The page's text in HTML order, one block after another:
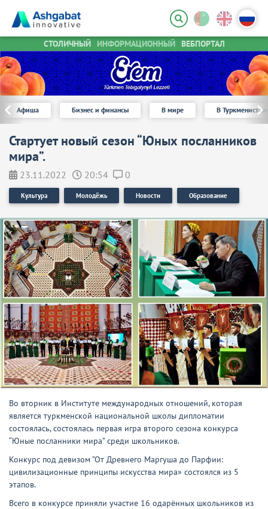
СТОЛИЧНЫЙ ИНФОРМАЦИОННЫЙ ВЕБПОРТАЛ
Афиша Бизнес и финансы В мире В
Стартует новый сезон “Юных посланников
мира”.
23.11.2022 20:54 0
Культура Молодёжь Новости Образование
Во вторник в Институте международных отношений, которая
является туркменской национальной школы дипломатии
состоялась, состоялась первая игра второго сезона конкурса
“Юные посланники мира” среди школьников.
Конкурс под девизом ”От Древнего Маргуша до Парфии:
цивилизационные принципы искусства мира» состоялся из 5
этапов.
Всего в конкурсе приняли участие 16 одарённых школьников из